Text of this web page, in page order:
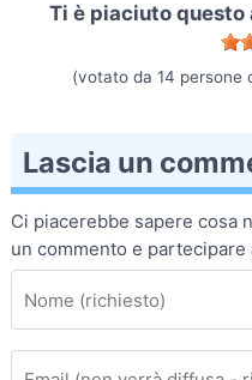
Ti è piaciuto questo
(votato da 14 persone
Lascia un
Ci piacerebbe sapere cosa
un commento e partecipare